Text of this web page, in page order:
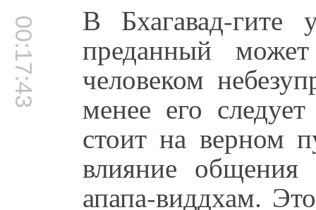
00:17:43 В Бхагавад-гите
преданный
человеком
менее его
стоит на верном
влияние
апапа-виддхам.